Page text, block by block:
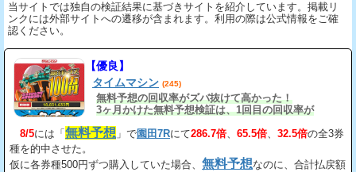
当サイトでは独自の検証結果に基づきサイトを紹介しています。掲載リ
ンクには外部サイトへの遷移が含まれます。利用の際は公式情報をご確
認ください。
【優良】
タイムマシン (245)
無料予想の回収率がズバ抜けて高かった！
3ヶ月かけた無料予想検証は、1回目の回収率が
8/5には「 無料予想 」で園田7Rにて286.7倍、 65.5倍、 32.5倍の全3券
種を的中させた。
仮に各券種500円ずつ購入していた場合、 無料予想なのに、合計払戻額